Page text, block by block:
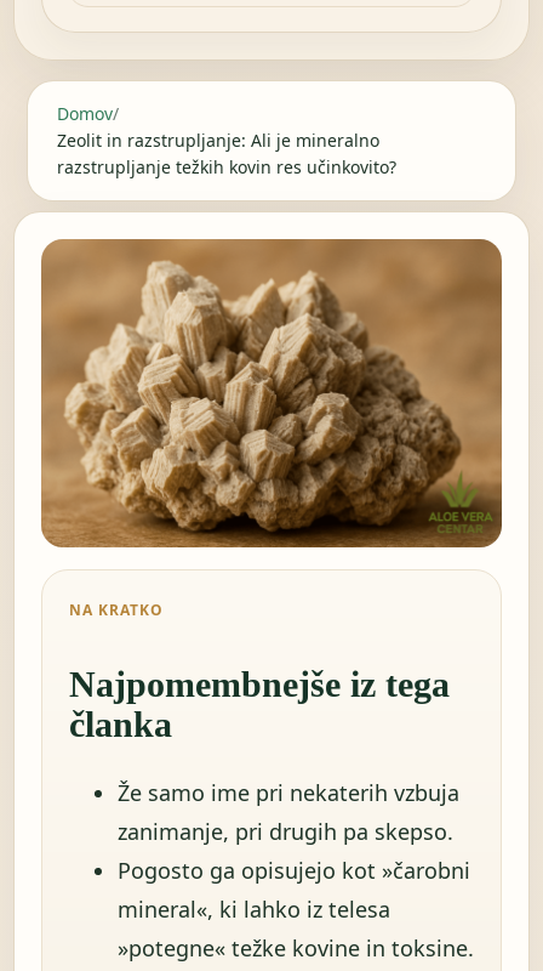
Domov/
Zeolit ​​in razstrupljanje: Ali je mineralno
razstrupljanje težkih kovin res učinkovito?
NA KRATKO
Najpomembnejše iz tega
članka
Že samo ime pri nekaterih vzbuja
zanimanje, pri drugih pa skepso.
Pogosto ga opisujejo kot »čarobni
mineral«, ki lahko iz telesa
»potegne« težke kovine in toksine.